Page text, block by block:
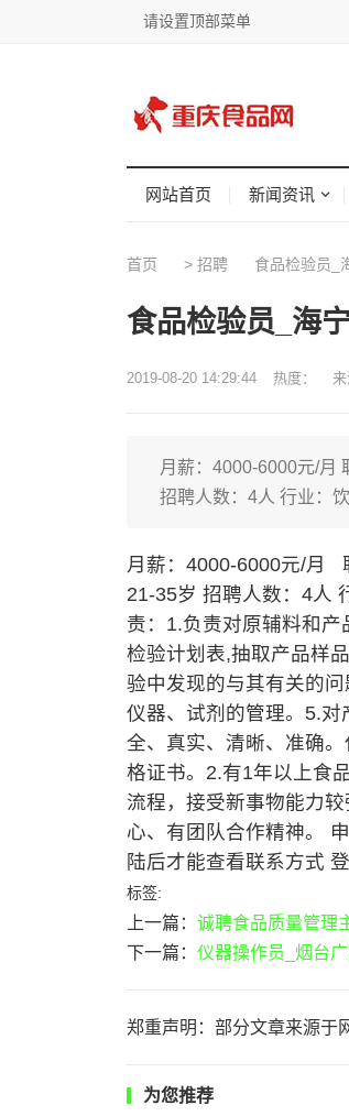
请设置顶部菜单
网站首页 新闻资讯
首页 > 招聘 食品检验员_
食品检验员_海
2019-08-20 14:29:44 热度：
月薪：4000-6000元/月
招聘人数：4人 行业：
月薪：4000-6000元/月
21-35岁 招聘人数：4人
责：1.负责对原辅料和
检验计划表,抽取产品样
验中发现的与其有关的
仪器、试剂的管理。5.
全、真实、清晰、准确
格证书。2.有1年以上食
流程，接受新事物能力
心、有团队合作精神。
陆后才能查看联系方式
标签:
上一篇： 诚聘食品质量管理
下一篇： 仪器操作员_烟台
郑重声明：部分文章来源于
为您推荐